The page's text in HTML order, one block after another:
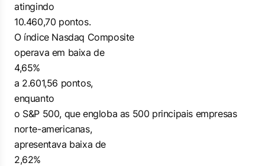
atingindo
10.460,70 pontos.
O índice Nasdaq Composite
operava em baixa de
4,65%
a 2.601,56 pontos,
enquanto
o S&P 500, que engloba as 500 principais empresas
norte-americanas,
apresentava baixa de
2,62%